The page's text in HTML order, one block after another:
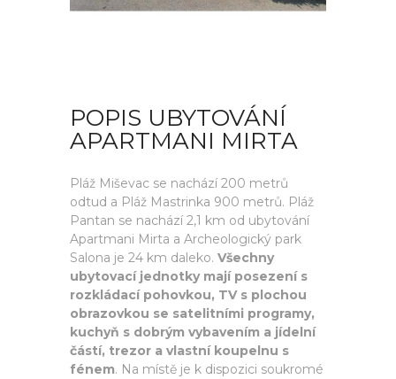
POPIS UBYTOVÁNÍ
APARTMANI MIRTA
Pláž Miševac se nachází 200 metrů
odtud a Pláž Mastrinka 900 metrů. Pláž
Pantan se nachází 2,1 km od ubytování
Apartmani Mirta a Archeologický park
Salona je 24 km daleko. Všechny
ubytovací jednotky mají posezení s
rozkládací pohovkou, TV s plochou
obrazovkou se satelitními programy,
kuchyň s dobrým vybavením a jídelní
částí, trezor a vlastní koupelnu s
fénem. Na místě je k dispozici soukromé